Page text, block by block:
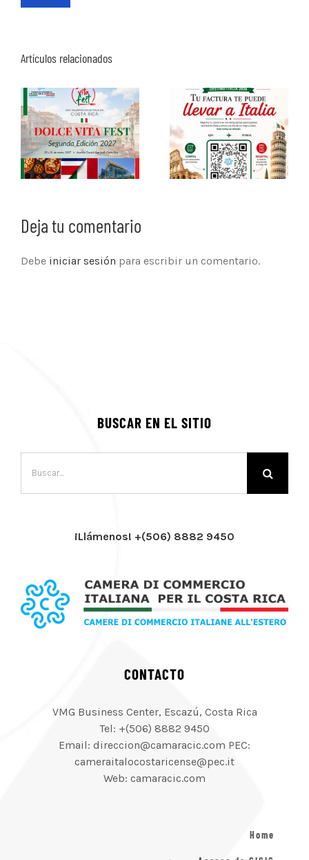
Artículos relacionados
Deja tu comentario
Debe iniciar sesión para escribir un comentario.
BUSCAR EN EL SITIO
¡Llámenos! +(506) 8882 9450
CONTACTO
VMG Business Center, Escazú, Costa Rica
Tel: +(506) 8882 9450
Email: direccion@camaracic.com PEC:
cameraitalocostaricense@pec.it
Web: camaracic.com
Home